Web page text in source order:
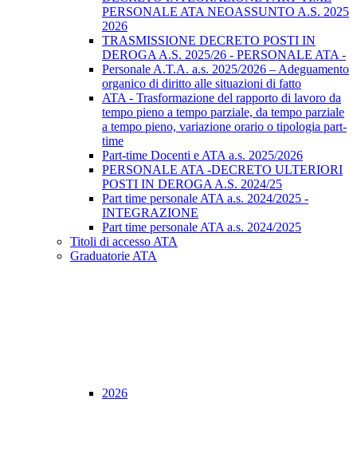
PERSONALE ATA NEOASSUNTO A.S. 2025
2026
TRASMISSIONE DECRETO POSTI IN
DEROGA A.S. 2025/26 - PERSONALE ATA -
Personale A.T.A. a.s. 2025/2026 – Adeguamento
organico di diritto alle situazioni di fatto
ATA - Trasformazione del rapporto di lavoro da
tempo pieno a tempo parziale, da tempo parziale
a tempo pieno, variazione orario o tipologia part-
time
Part-time Docenti e ATA a.s. 2025/2026
PERSONALE ATA -DECRETO ULTERIORI
POSTI IN DEROGA A.S. 2024/25
Part time personale ATA a.s. 2024/2025 -
INTEGRAZIONE
Part time personale ATA a.s. 2024/2025
Titoli di accesso ATA
Graduatorie ATA
2026